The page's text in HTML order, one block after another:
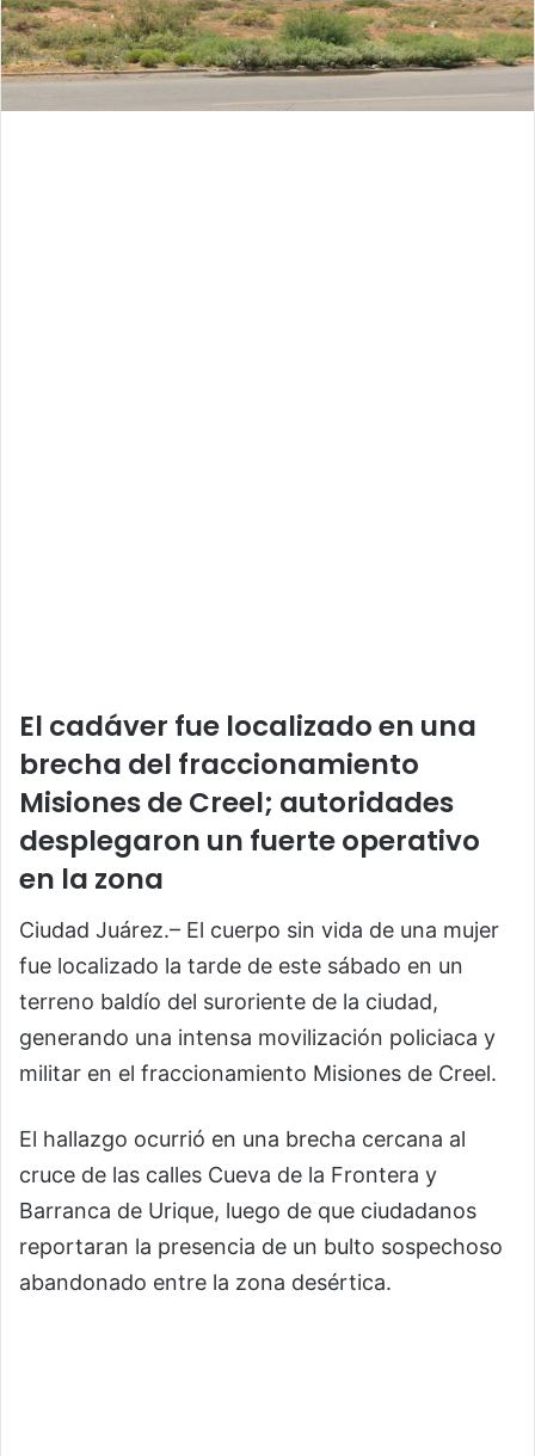
El cadáver fue localizado en una
brecha del fraccionamiento
Misiones de Creel; autoridades
desplegaron un fuerte operativo
en la zona
Ciudad Juárez.– El cuerpo sin vida de una mujer
fue localizado la tarde de este sábado en un
terreno baldío del suroriente de la ciudad,
generando una intensa movilización policiaca y
militar en el fraccionamiento Misiones de Creel.
El hallazgo ocurrió en una brecha cercana al
cruce de las calles Cueva de la Frontera y
Barranca de Urique, luego de que ciudadanos
reportaran la presencia de un bulto sospechoso
abandonado entre la zona desértica.